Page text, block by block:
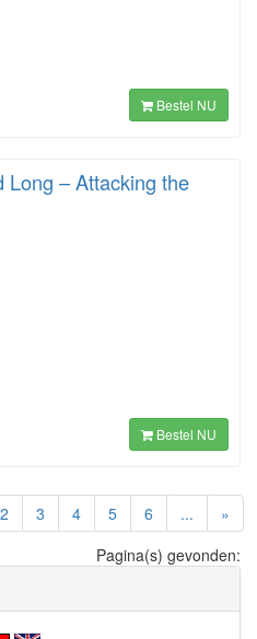
Bestel NU
Long – Attacking the
Bestel NU
2 3 4 5 6 ...
»
Pagina(s) gevonden: